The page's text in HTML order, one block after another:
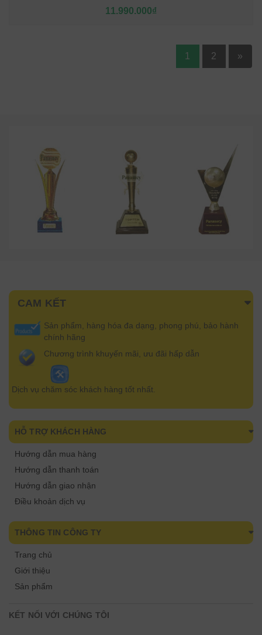
11.990.000₫
1 2 »
CAM KẾT
Sản phẩm, hàng hóa đa dạng, phong phú, bảo hành
chính hãng
Chương trình khuyến mãi, ưu đãi hấp dẫn
Dịch vụ chăm sóc khách hàng tốt nhất.
HỖ TRỢ KHÁCH HÀNG
Hướng dẫn mua hàng
Hướng dẫn thanh toán
Hướng dẫn giao nhận
Điều khoản dịch vụ
THÔNG TIN CÔNG TY
Trang chủ
Giới thiệu
Sản phẩm
KẾT NỐI VỚI CHÚNG TÔI